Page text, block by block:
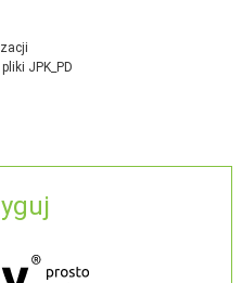
JPK_PD